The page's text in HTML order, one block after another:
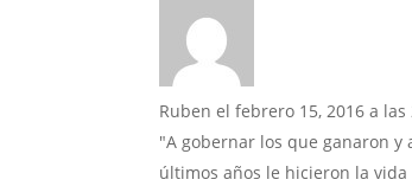
Ruben el febrero 15, 2016 a las
"A gobernar los que ganaron
últimos años le hicieron la